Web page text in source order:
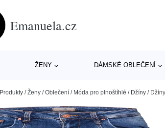
Emanuela.cz
ŽENY DÁMSKÉ OBLEČENÍ
Produkty /Ženy /Oblečení / Móda pro plnoštíhlé / Džíny /